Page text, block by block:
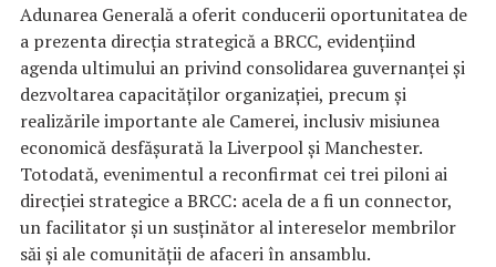
Adunarea Generală a oferit conducerii oportunitatea de
a prezenta direcția strategică a BRCC, evidențiind
agenda ultimului an privind consolidarea guvernanței și
dezvoltarea capacităților organizației, precum și
realizările importante ale Camerei, inclusiv misiunea
economică desfășurată la Liverpool și Manchester.
Totodată, evenimentul a reconfirmat cei trei piloni ai
direcției strategice a BRCC: acela de a fi un connector,
un facilitator și un susținător al intereselor membrilor
săi și ale comunității de afaceri în ansamblu.